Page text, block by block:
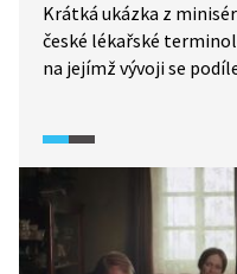
Krátká ukázka z
české lékařské
na jejímž vývoji se
samozřejmě zajímal.